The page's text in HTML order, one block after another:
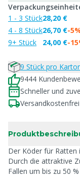
1 - 3 Stück
4 - 8 Stück
9+ Stück
28,20 €
26,70 €
24,00 €
-
-
9 Stück pro
9444
Schneller und
Der Köder für Ratten
Durch die attraktive
Fallen um bis zu 50